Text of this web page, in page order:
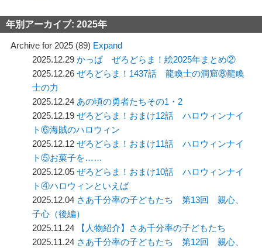
年別アーカイブ: 2025年
Archive for 2025 (89) Expand
2025.12.29かっぱ ぜろどらま！絵2025年まとめ②
2025.12.26ぜろどらま！1437話 龍喚士の洞窟⑧龍喚
士の力
2025.12.24 あの頃の勇者たちその1・2
2025.12.19ぜろどらま！おまけ12話 ハロウィンナイ
ト⑥海賊のハロウィン
2025.12.12ぜろどらま！おまけ11話 ハロウィンナイ
ト⑤お菓子を……
2025.12.05ぜろどらま！おまけ10話 ハロウィンナイ
ト④ハロウィンといえば
2025.12.04 さあ千分率の子どもたち 第13回 親心、
子心（後編）
2025.11.24
【人物紹介】さあ千分率の子どもたち
2025.11.24 さあ千分率の子どもたち 第12回 親心、